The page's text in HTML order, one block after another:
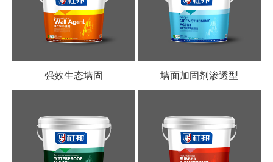
强效生态墙固 墙面加固剂渗透型